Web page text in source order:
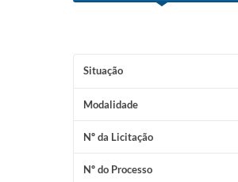
Situação
Modalidade
Nº da Licitação
Nº do Processo